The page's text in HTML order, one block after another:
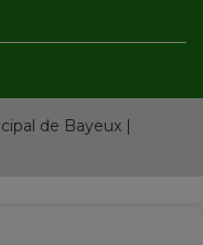
de Bayeux |